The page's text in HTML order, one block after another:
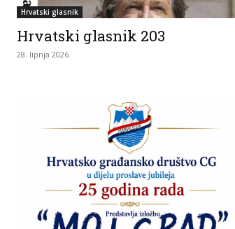
Hrvatski glasnik
Hrvatski glasnik 203
28. lipnja 2026.